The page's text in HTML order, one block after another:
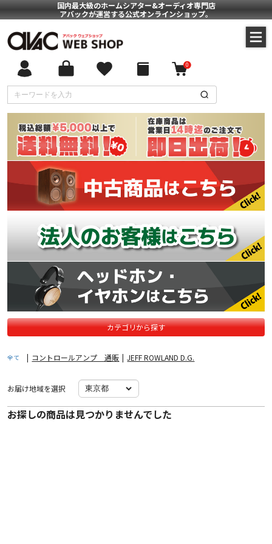
国内最大級のホームシアター&オーディオ専門店
アバックが運営する公式オンラインショップ。
0
カテゴリから探す
全て | コントロールアンプ 通販 | JEFF ROWLAND D.G.
お届け地域を選択
お探しの商品は見つかりませんでした